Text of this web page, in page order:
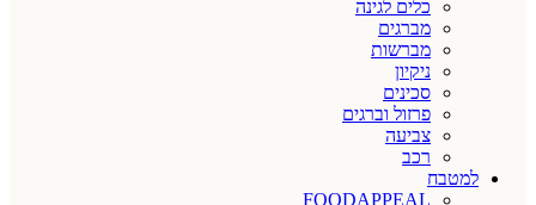
כלים לגינה
מברגים
מברשות
ניקיון
סכינים
פרזול וברגים
צביעה
רכב
למטבח
FOODAPPEAL